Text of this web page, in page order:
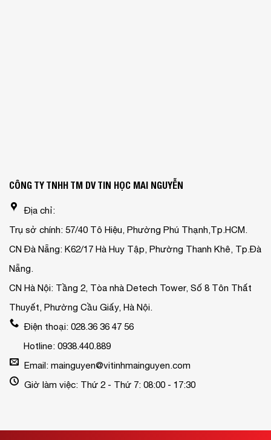
CÔNG TY TNHH TM DV TIN HỌC MAI NGUYỄN
Địa chỉ:
Trụ sở chính: 57/40 Tô Hiệu, Phường Phú Thạnh,Tp.HCM.
CN Đà Nẵng: K62/17 Hà Huy Tập, Phường Thanh Khê, Tp.Đà
Nẵng.
CN Hà Nội: Tầng 2, Tòa nhà Detech Tower, Số 8 Tôn Thất
Thuyết, Phường Cầu Giấy, Hà Nội.
Điện thoại: 028.36 36 47 56
Hotline: 0938.440.889
Email: mainguyen@vitinhmainguyen.com
Giờ làm việc: Thứ 2 - Thứ 7: 08:00 - 17:30